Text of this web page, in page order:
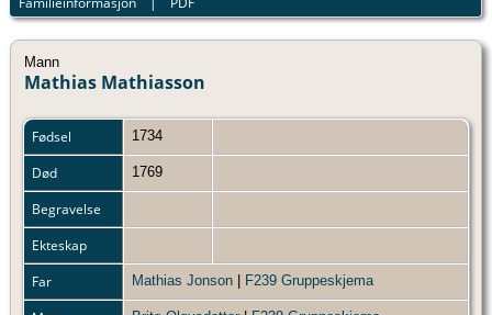
Mann
Mathias Mathiasson
Fødsel 1734
Død 1769
Begravelse
Ekteskap
Far
Mathias Jonson F239 Gruppeskjema